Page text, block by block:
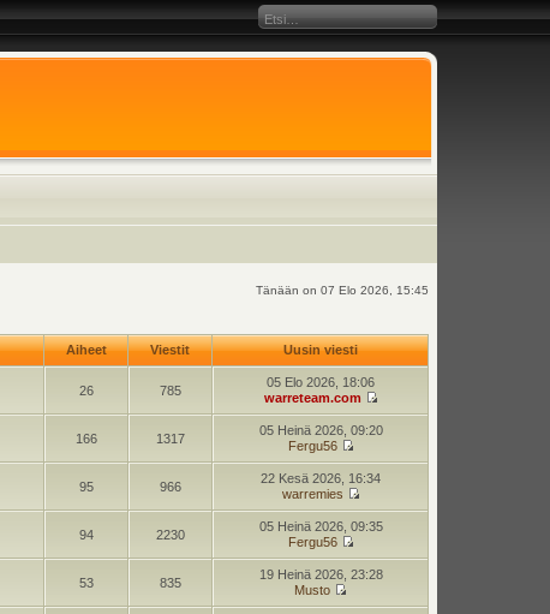
Tänään on 07 Elo 2026, 15:45
Aiheet Viestit Uusin viesti
26 785
05 Elo 2026, 18:06
warreteam.com
166 1317
05 Heinä 2026, 09:20
Fergu56
95 966
22 Kesä 2026, 16:34
warremies
94 2230
05 Heinä 2026, 09:35
Fergu56
53 835
19 Heinä 2026, 23:28
Musto